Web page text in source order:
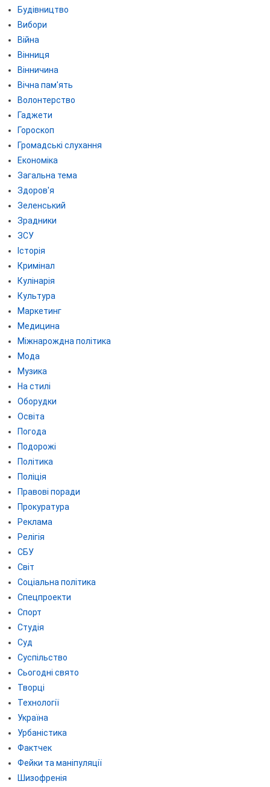
Будівництво
Вибори
Війна
Вінниця
Вінничина
Вічна пам'ять
Волонтерство
Гаджети
Гороскоп
Громадські слухання
Економіка
Загальна тема
Здоров'я
Зеленський
Зрадники
ЗСУ
Історія
Кримінал
Кулінарія
Культура
Маркетинг
Медицина
Міжнарождна політика
Мода
Музика
На стилі
Оборудки
Освіта
Погода
Подорожі
Політика
Поліція
Правові поради
Прокуратура
Реклама
Релігія
СБУ
Світ
Соціальна політика
Спецпроекти
Спорт
Студія
Суд
Суспільство
Сьогодні свято
Творці
Технології
Україна
Урбаністика
Фактчек
Фейки та маніпуляції
Шизофренія